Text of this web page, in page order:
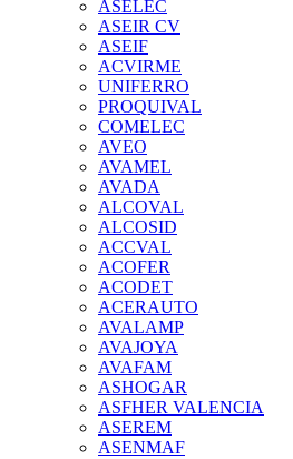
ASELEC
ASEIR CV
ASEIF
ACVIRME
UNIFERRO
PROQUIVAL
COMELEC
AVEO
AVAMEL
AVADA
ALCOVAL
ALCOSID
ACCVAL
ACOFER
ACODET
ACERAUTO
AVALAMP
AVAJOYA
AVAFAM
ASHOGAR
ASFHER VALENCIA
ASEREM
ASENMAF